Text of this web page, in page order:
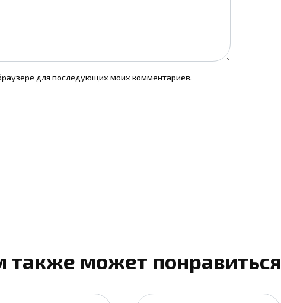
для последующих моих комментариев.
также может понравиться